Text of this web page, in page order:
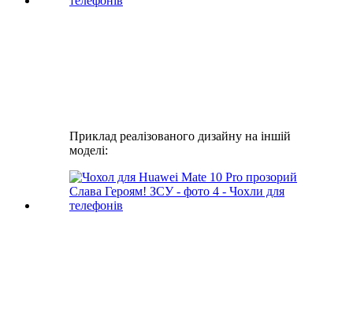
Приклад реалізованого дизайну на іншій
моделі: